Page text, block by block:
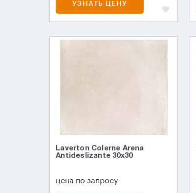
УЗНАТЬ ЦЕНУ
Laverton Colerne Arena
Antideslizante 30х30
цена по запросу